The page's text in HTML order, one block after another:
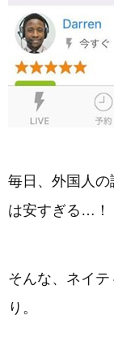
毎日、外国人
は安すぎる…！
そんな、ネイ
り。